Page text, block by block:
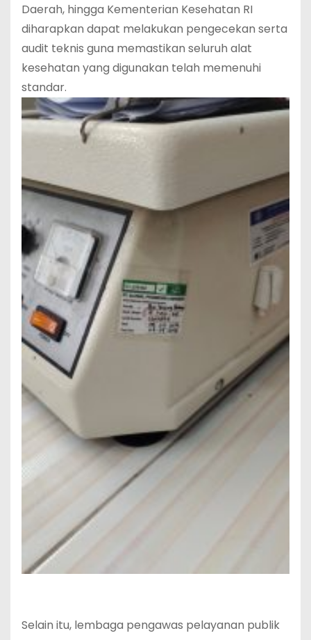
Daerah, hingga Kementerian Kesehatan RI
diharapkan dapat melakukan pengecekan serta
audit teknis guna memastikan seluruh alat
kesehatan yang digunakan telah memenuhi
standar.
Selain itu, lembaga pengawas pelayanan publik